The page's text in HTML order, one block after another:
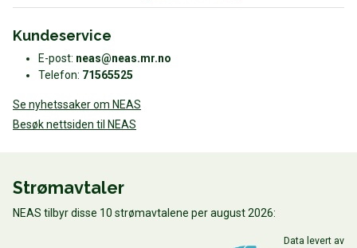
Kundeservice
E-post: neas@neas.mr.no
Telefon: 71565525
Se nyhetssaker om NEAS
Besøk nettsiden til NEAS
Strømavtaler
NEAS tilbyr disse 10 strømavtalene per august 2026:
Data levert av